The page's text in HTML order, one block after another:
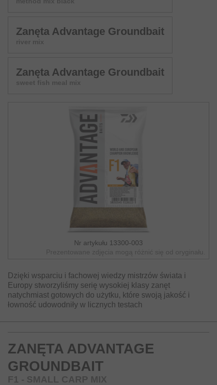
Zanęta Advantage Groundbait
river mix
Zanęta Advantage Groundbait
sweet fish meal mix
Nr artykułu 13300-003
Prezentowane zdjęcia mogą różnić się od oryginału.
Dzięki wsparciu i fachowej wiedzy mistrzów świata i
Europy stworzyliśmy serię wysokiej klasy zanęt
natychmiast gotowych do użytku, które swoją jakość i
łowność udowodniły w licznych testach
ZANĘTA ADVANTAGE
GROUNDBAIT
F1 - SMALL CARP MIX